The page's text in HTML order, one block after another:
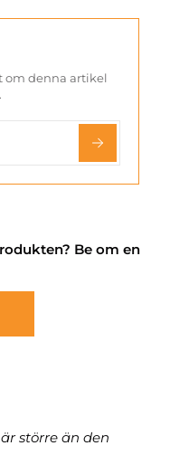
denna artikel
Be om en
större än den